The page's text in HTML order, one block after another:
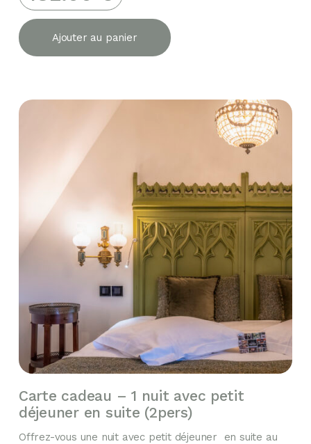
Ajouter au panier
Carte cadeau – 1 nuit avec petit
déjeuner en suite (2pers)
Offrez-vous une nuit avec petit déjeuner en suite au